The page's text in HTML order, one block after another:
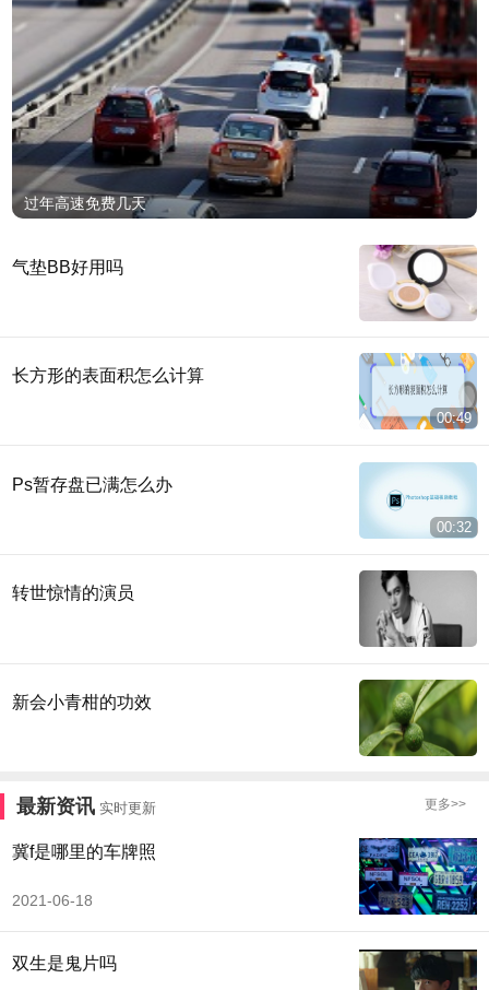
过年高速免费几天
气垫BB好用吗
长方形的表面积怎么计算
00:49
Ps暂存盘已满怎么办
00:32
转世惊情的演员
新会小青柑的功效
最新资讯 实时更新 更多>>
冀f是哪里的车牌照
2021-06-18
双生是鬼片吗